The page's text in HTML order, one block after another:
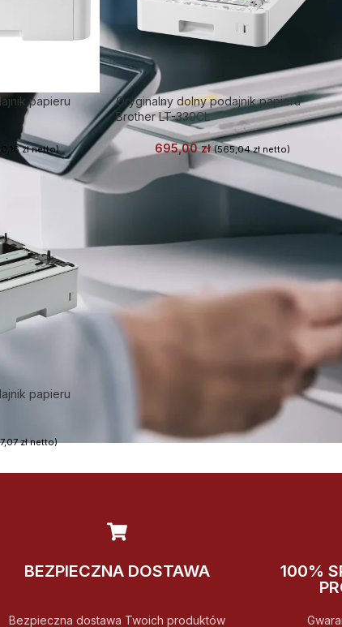
papieru
złnetto)
Oryginalny dolny podajnik papieru
Brother LT-330CL
695,00zł (565,04zł netto)
papieru
złnetto)
BEZPIECZNA DOSTAWA
Bezpieczna dostawa Twoich produktów
100%